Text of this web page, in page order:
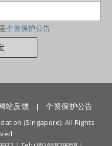
个资保护公告
站反馈 | 个资保护公告
(Singapore). All Rights